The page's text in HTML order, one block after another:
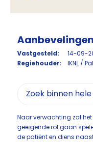
Aanbevelingen
Vastgesteld:
14-09-
Regiehouder:
IKNL /
Naar verwachting zal
geëigende rol gaan
de patiënt en diens